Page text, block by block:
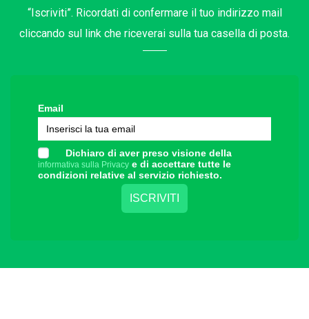
“Iscriviti”. Ricordati di confermare il tuo indirizzo mail
cliccando sul link che riceverai sulla tua casella di posta.
Email
Dichiaro di aver preso visione della
informativa sulla Privacy e di accettare tutte le
condizioni relative al servizio richiesto.